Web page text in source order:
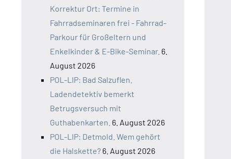
Korrektur Ort: Termine in
Fahrradseminaren frei - Fahrrad-
Parkour für Großeltern und
Enkelkinder & E-Bike-Seminar. 6.
August 2026
POL-LIP: Bad Salzuflen.
Ladendetektiv bemerkt
Betrugsversuch mit
Guthabenkarten. 6. August 2026
POL-LIP: Detmold. Wem gehört
die Halskette? 6. August 2026